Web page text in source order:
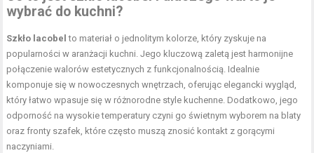
wybrać do kuchni?
Szkło lacobel to materiał o jednolitym kolorze, który zyskuje na
popularności w aranżacji kuchni. Jego kluczową zaletą jest harmonijne
połączenie walorów estetycznych z funkcjonalnością. Idealnie
komponuje się w nowoczesnych wnętrzach, oferując elegancki wygląd,
który łatwo wpasuje się w różnorodne style kuchenne. Dodatkowo, jego
odporność na wysokie temperatury czyni go świetnym wyborem na blaty
oraz fronty szafek, które często muszą znosić kontakt z gorącymi
naczyniami.